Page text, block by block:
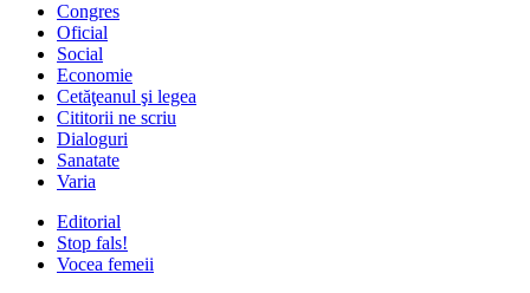
Congres
Oficial
Social
Economie
Cetăţeanul şi legea
Cititorii ne scriu
Dialoguri
Sanatate
Varia
Editorial
Stop fals!
Vocea femeii